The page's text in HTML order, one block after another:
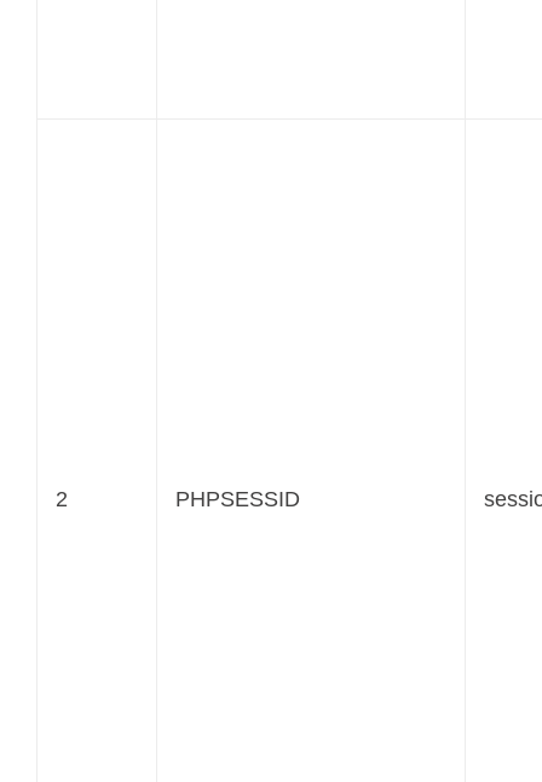
2 PHPSESSID